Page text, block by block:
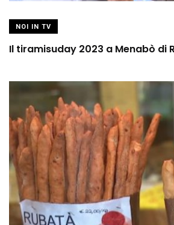
NOI IN TV
Il tiramisuday 2023 a Menabò di